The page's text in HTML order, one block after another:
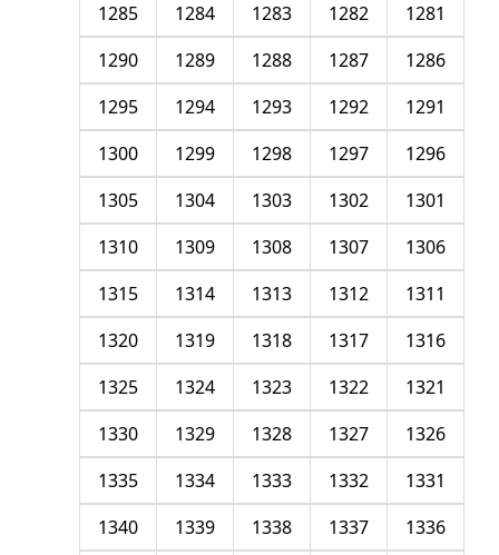
1281
1282
1283
1284
1285
1286
1287
1288
1289
1290
1291
1292
1293
1294
1295
1296
1297
1298
1299
1300
1301
1302
1303
1304
1305
1306
1307
1308
1309
1310
1311
1312
1313
1314
1315
1316
1317
1318
1319
1320
1321
1322
1323
1324
1325
1326
1327
1328
1329
1330
1331
1332
1333
1334
1335
1336
1337
1338
1339
1340